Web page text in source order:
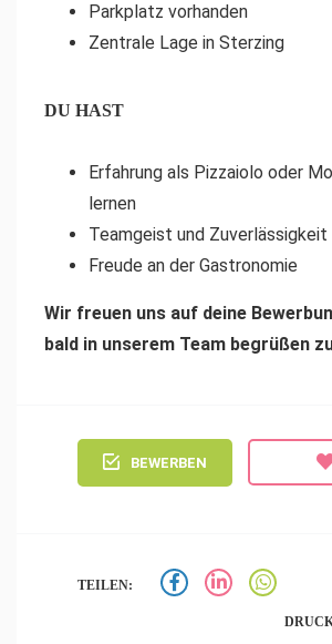
Parkplatz vorhanden
Zentrale Lage in Sterzing
DU HAST
Erfahrung als Pizzaiolo oder
lernen
Teamgeist und Zuverlässigkeit
Freude an der Gastronomie
Wir freuen uns auf deine
bald in unserem Team begrüßen
BEWERBEN
TEILEN: